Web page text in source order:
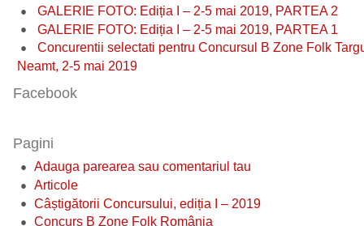
GALERIE FOTO: Ediția I – 2-5 mai 2019, PARTEA 2
GALERIE FOTO: Ediția I – 2-5 mai 2019, PARTEA 1
Concurentii selectati pentru Concursul B Zone Folk
Neamt, 2-5 mai 2019
Facebook
Pagini
Adauga parearea sau comentariul tau
Articole
Câștigătorii Concursului, ediția I – 2019
Concurs B Zone Folk România